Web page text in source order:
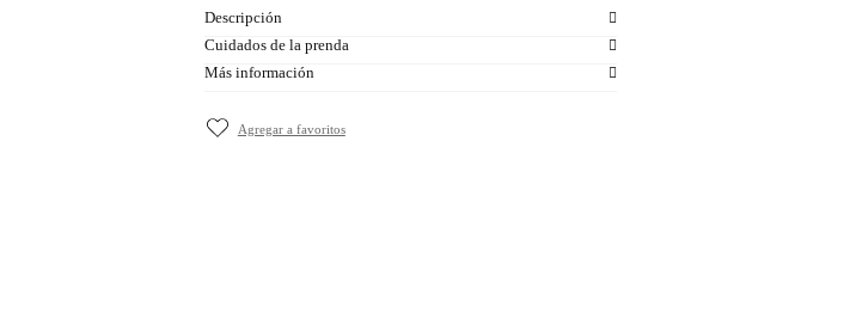
Descripción
Cuidados de la prenda
Más información